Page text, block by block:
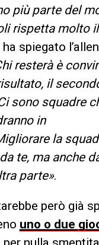
più parte del
rispetta molto
spiegato
resterà è
il
sono squadre
in
la
te, ma anche
parte».
però già
uno o due